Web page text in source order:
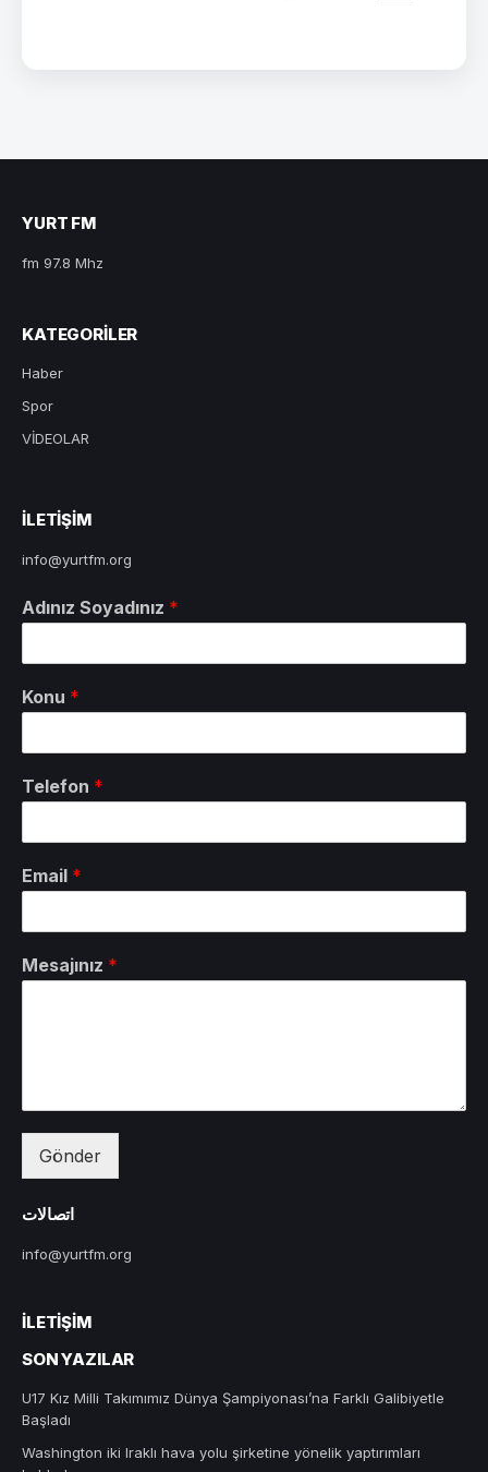
YURT FM
fm 97.8 Mhz
KATEGORILER
Haber
Spor
VİDEOLAR
ILETIŞIM
info@yurtfm.org
Adınız Soyadınız *
Konu *
Telefon *
Email *
Mesajınız *
Gönder
اتصالات
info@yurtfm.org
İLETIŞIM
SON YAZILAR
U17 Kız Milli Takımımız Dünya Şampiyonası’na Farklı Galibiyetle
Başladı
Washington iki Iraklı hava yolu şirketine yönelik yaptırımları